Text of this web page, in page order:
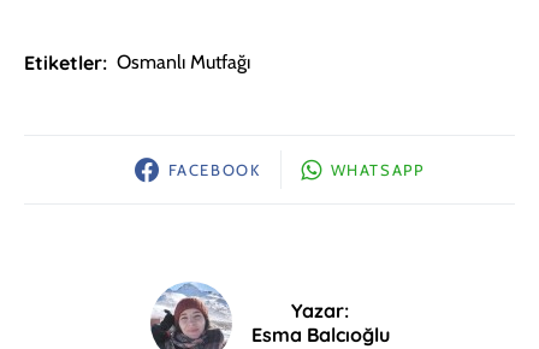
Etiketler: Osmanlı Mutfağı
FACEBOOK WHATSAPP
Yazar:
Esma Balcıoğlu